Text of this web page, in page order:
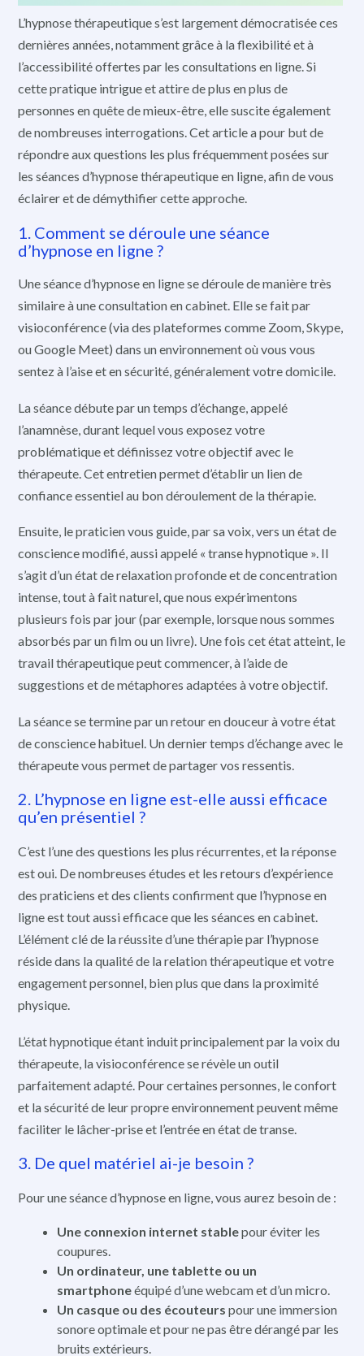
L’hypnose thérapeutique s’est largement démocratisée ces
dernières années, notamment grâce à la flexibilité et à
l’accessibilité offertes par les consultations en ligne. Si
cette pratique intrigue et attire de plus en plus de
personnes en quête de mieux-être, elle suscite également
de nombreuses interrogations. Cet article a pour but de
répondre aux questions les plus fréquemment posées sur
les séances d’hypnose thérapeutique en ligne, afin de vous
éclairer et de démythifier cette approche.
1. Comment se déroule une séance
d’hypnose en ligne ?
Une séance d’hypnose en ligne se déroule de manière très
similaire à une consultation en cabinet. Elle se fait par
visioconférence (via des plateformes comme Zoom, Skype,
ou Google Meet) dans un environnement où vous vous
sentez à l’aise et en sécurité, généralement votre domicile.
La séance débute par un temps d’échange, appelé
l’anamnèse, durant lequel vous exposez votre
problématique et définissez votre objectif avec le
thérapeute. Cet entretien permet d’établir un lien de
confiance essentiel au bon déroulement de la thérapie.
Ensuite, le praticien vous guide, par sa voix, vers un état de
conscience modifié, aussi appelé « transe hypnotique ». Il
s’agit d’un état de relaxation profonde et de concentration
intense, tout à fait naturel, que nous expérimentons
plusieurs fois par jour (par exemple, lorsque nous sommes
absorbés par un film ou un livre). Une fois cet état atteint, le
travail thérapeutique peut commencer, à l’aide de
suggestions et de métaphores adaptées à votre objectif.
La séance se termine par un retour en douceur à votre état
de conscience habituel. Un dernier temps d’échange avec le
thérapeute vous permet de partager vos ressentis.
2. L’hypnose en ligne est-elle aussi efficace
qu’en présentiel ?
C’est l’une des questions les plus récurrentes, et la réponse
est oui. De nombreuses études et les retours d’expérience
des praticiens et des clients confirment que l’hypnose en
ligne est tout aussi efficace que les séances en cabinet.
L’élément clé de la réussite d’une thérapie par l’hypnose
réside dans la qualité de la relation thérapeutique et votre
engagement personnel, bien plus que dans la proximité
physique.
L’état hypnotique étant induit principalement par la voix du
thérapeute, la visioconférence se révèle un outil
parfaitement adapté. Pour certaines personnes, le confort
et la sécurité de leur propre environnement peuvent même
faciliter le lâcher-prise et l’entrée en état de transe.
3. De quel matériel ai-je besoin ?
Pour une séance d’hypnose en ligne, vous aurez besoin de :
Une connexion internet stablepour éviter les
coupures.
Un ordinateur, une tablette ou un
smartphoneéquipé d’une webcam et d’un micro.
Un casque ou des écouteurs pour une immersion
sonore optimale et pour ne pas être dérangé par les
bruits extérieurs.